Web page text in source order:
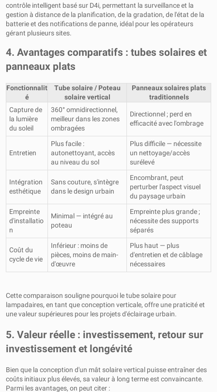
contrôle intelligent basé sur D4i, permettant la surveillance et la
gestion à distance de la planification, de la gradation, de l'état de la
batterie et des notifications de panne, idéal pour les opérateurs
gérant plusieurs sites.
4. Avantages comparatifs : tubes solaires et
panneaux plats
Fonctionnalit
é
Tube solaire / Poteau
solaire vertical
Panneaux solaires plats
traditionnels
Capture de
la lumière
du soleil
360° omnidirectionnel,
meilleur dans les zones
ombragées
Directionnel ; perd en
efficacité avec l'ombrage
Entretien
Plus facile :
autonettoyant, accès
au niveau du sol
Plus difficile — nécessite
un nettoyage/accès
surélevé
Intégration
esthétique
Sans couture, s'intègre
dans le design urbain
Encombrant, peut
perturber l'aspect visuel
du paysage urbain
Empreinte
d'installatio
n
Minimal — intégré au
poteau
Empreinte plus grande ;
nécessite des supports
séparés
Coût du
cycle de vie
Inférieur : moins de
pièces, moins de main-
d'œuvre
Plus haut — plus
d'entretien et de câblage
nécessaires
Cette comparaison souligne pourquoi le tube solaire pour
lampadaires, en tant que conception verticale, offre une praticité et
une valeur supérieures pour les projets d'éclairage urbain.
5. Valeur réelle : investissement, retour sur
investissement et longévité
Bien que la conception d'un mât solaire vertical puisse entraîner des
coûts initiaux plus élevés, sa valeur à long terme est convaincante.
Parmi les avantages, on peut citer :